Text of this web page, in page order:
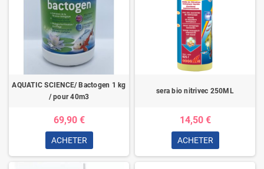
AQUATIC SCIENCE/ Bactogen 1 kg
/ pour 40m3
69,90 €
ACHETER
sera bio nitrivec 250ML
14,50 €
ACHETER